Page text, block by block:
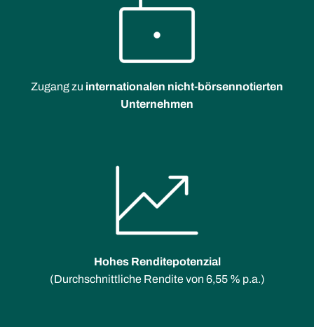
Zugang zu internationalen nicht-börsennotierten
Unternehmen
Hohes Renditepotenzial
(Durchschnittliche Rendite von 6,55 % p.a.)